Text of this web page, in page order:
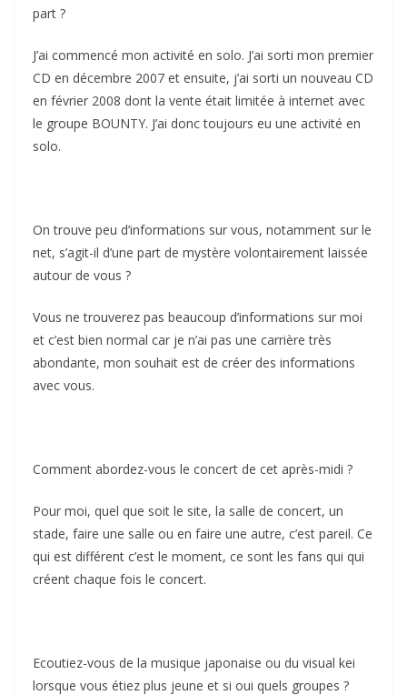
part ?
J’ai commencé mon activité en solo. J’ai sorti mon premier
CD en décembre 2007 et ensuite, j’ai sorti un nouveau CD
en février 2008 dont la vente était limitée à internet avec
le groupe BOUNTY. J’ai donc toujours eu une activité en
solo.
On trouve peu d’informations sur vous, notamment sur le
net, s’agit-il d’une part de mystère volontairement laissée
autour de vous ?
Vous ne trouverez pas beaucoup d’informations sur moi
et c’est bien normal car je n’ai pas une carrière très
abondante, mon souhait est de créer des informations
avec vous.
Comment abordez-vous le concert de cet après-midi ?
Pour moi, quel que soit le site, la salle de concert, un
stade, faire une salle ou en faire une autre, c’est pareil. Ce
qui est différent c’est le moment, ce sont les fans qui qui
créent chaque fois le concert.
Ecoutiez-vous de la musique japonaise ou du visual kei
lorsque vous étiez plus jeune et si oui quels groupes ?